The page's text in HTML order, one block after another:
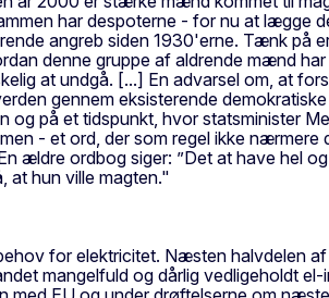
har despoterne - for nu at
angreb siden 1930'erne. Tænk på
denne gruppe af aldrende mænd
at undgå. [...] En advarsel om, at
gennem eksisterende
på et tidspunkt, hvor statsminister
- et ord, der som regel ikke nærmere
ældre ordbog siger: ”Det at have hel
at hun ville magten."
for elektricitet. Næsten halvdelen
mangelfuld og dårlig vedligeholdt